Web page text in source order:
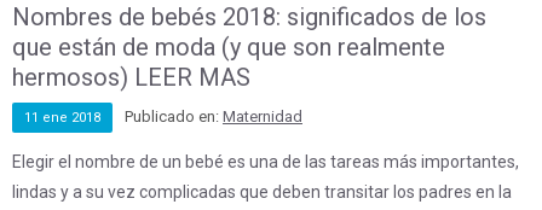
Nombres de bebés 2018: significados de los
que están de moda (y que son realmente
hermosos) LEER MAS
11 ene 2018 Publicado en: Maternidad
Elegir el nombre de un bebé es una de las tareas más importantes,
lindas y a su vez complicadas que deben transitar los padres en la